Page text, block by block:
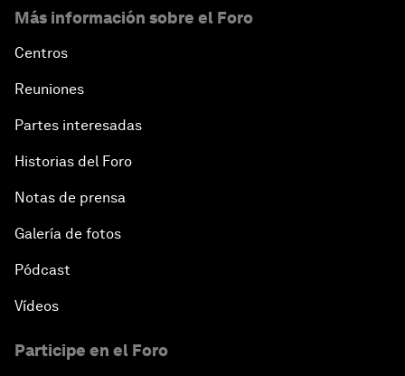
Más información sobre el Foro
Centros
Reuniones
Partes interesadas
Historias del Foro
Notas de prensa
Galería de fotos
Pódcast
Vídeos
Participe en el Foro